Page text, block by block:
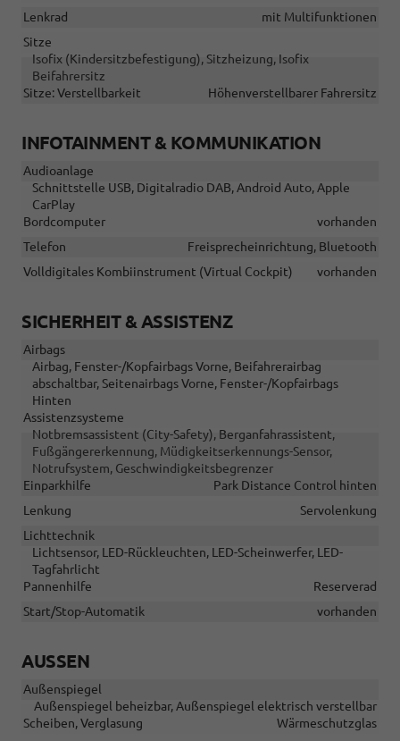
Lenkrad
mit Multifunktionen
Sitze
Isofix (Kindersitzbefestigung), Sitzheizung, Isofix
Beifahrersitz
Sitze: Verstellbarkeit
Höhenverstellbarer Fahrersitz
INFOTAINMENT & KOMMUNIKATION
Audioanlage
Schnittstelle USB, Digitalradio DAB, Android Auto, Apple
CarPlay
Bordcomputer
vorhanden
Telefon
Freisprecheinrichtung, Bluetooth
Volldigitales Kombiinstrument (Virtual Cockpit)
vorhanden
SICHERHEIT & ASSISTENZ
Airbags
Airbag, Fenster-/Kopfairbags Vorne, Beifahrerairbag
abschaltbar, Seitenairbags Vorne, Fenster-/Kopfairbags
Hinten
Assistenzsysteme
Notbremsassistent (City-Safety), Berganfahrassistent,
Fußgängererkennung, Müdigkeitserkennungs-Sensor,
Notrufsystem, Geschwindigkeitsbegrenzer
Einparkhilfe
Park Distance Control hinten
Lenkung
Servolenkung
Lichttechnik
Lichtsensor, LED-Rückleuchten, LED-Scheinwerfer, LED-
Tagfahrlicht
Pannenhilfe
Reserverad
Start/Stop-Automatik
vorhanden
AUSSEN
Außenspiegel
Außenspiegel beheizbar, Außenspiegel elektrisch verstellbar
Scheiben, Verglasung
Wärmeschutzglas